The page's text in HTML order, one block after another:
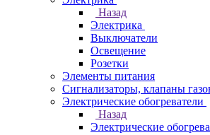
Назад
Электрика
Выключатели
Освещение
Розетки
Элементы питания
Сигнализаторы, клапаны
Электрические обогреватели
Назад
Электрические